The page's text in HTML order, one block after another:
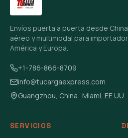
Envíos puerta a puerta desde
aéreo y multimodal para
América y Europa.
+1-786-866-8709
info@tucargaexpress.com
Guangzhou, China · Miami, EE.UU.
SERVICIOS